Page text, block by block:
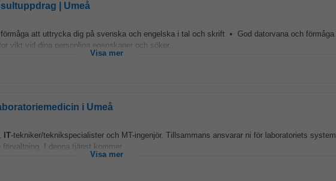
| Umeå
att uttrycka dig på svenska och engelska i tal och skrift • God datorvana och förmåga
vikt vid dina personliga egenskaper och söker...
Visa mer
i Umeå
IT-tekniker/teknikspecialister och MT-ingenjör. Tillsammans ansvarar ni för laboratoriets
I denna tjänst kommer...
Visa mer